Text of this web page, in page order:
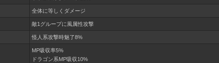
全体に等しくダメージ
敵1グループに風属性攻撃
怪人系攻撃時魅了8%
MP吸収率5%
ドラゴン系MP吸収10%